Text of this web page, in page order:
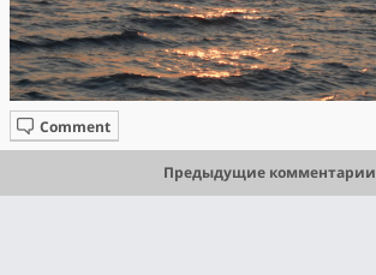
Comment
Предыдущие комментарии